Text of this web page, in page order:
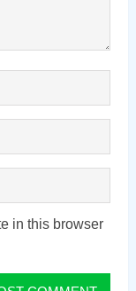
in this browser